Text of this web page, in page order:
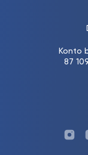
Konto
87